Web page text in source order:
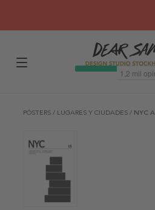
PÓSTERS / LUGARES Y CIUDADES / NYC